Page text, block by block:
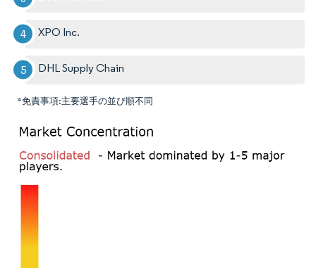
XPO Inc.
DHL Supply Chain
*免責事項:主要選手の並び順不同